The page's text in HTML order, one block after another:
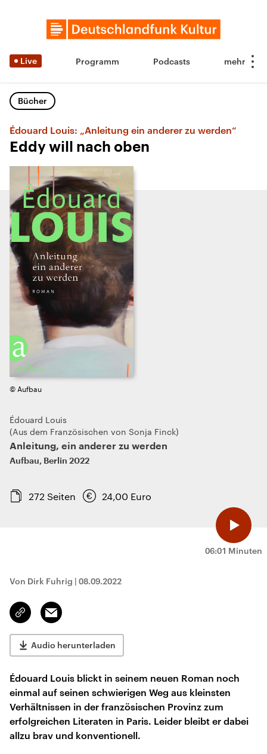
Live Programm Podcasts
Bücher
Édouard Louis: „Anleitung ein anderer zu werden“
Eddy will nach oben
06:01 Minuten
© Aufbau
Édouard Louis
Aus dem Französischen von Sonja Finck
Anleitung, ein anderer zu werden
Aufbau, Berlin 2022
272 Seiten 24,00 Euro
Von Dirk Fuhrig | 08.09.2022
Link
kopieren/teilen
Email
Audio herunterladen
Édouard Louis blickt in seinem neuen Roman noch
einmal auf seinen schwierigen Weg aus kleinsten
Verhältnissen in der französischen Provinz zum
erfolgreichen Literaten in Paris. Leider bleibt er dabei
allzu brav und konventionell.